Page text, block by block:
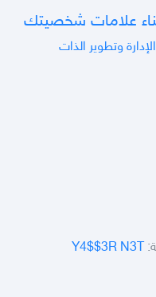
علامات شخصيتك
الإدارة وتطوير الذات
Y4$$3R N3T